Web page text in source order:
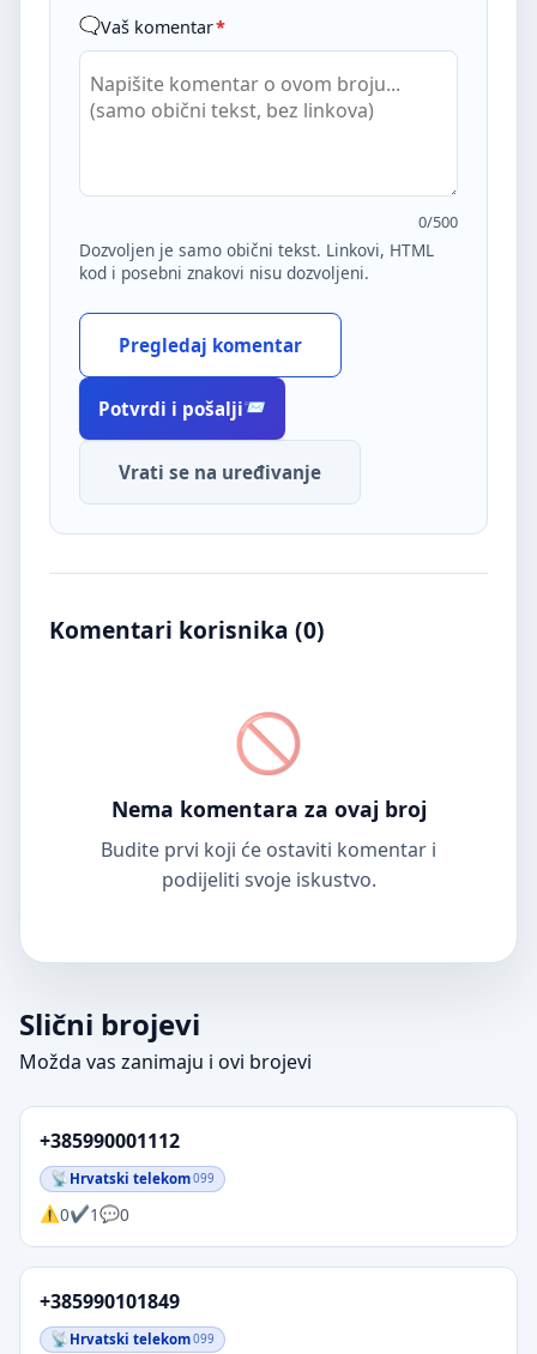
Vaš komentar*
0/500
Dozvoljen je samo obični tekst. Linkovi, HTML
kod i posebni znakovi nisu dozvoljeni.
Pregledaj komentar
Potvrdi i pošalji
Vrati se na uređivanje
Komentari korisnika (0)
Nema komentara za ovaj broj
Budite prvi koji će ostaviti komentar i
podijeliti svoje iskustvo.
Slični brojevi
Možda vas zanimaju i ovi brojevi
+385990001112
Hrvatski telekom099
0 1 0
+385990101849
Hrvatski telekom099